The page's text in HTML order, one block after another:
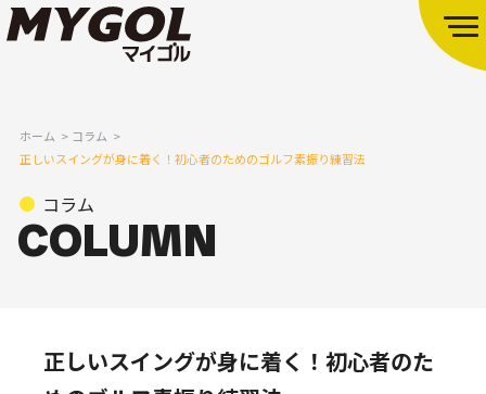
ホーム
コラム
正しいスイングが身に着く！初心者のためのゴルフ素振り練習法
コラム
正しいスイングが身に着く！初心者のた